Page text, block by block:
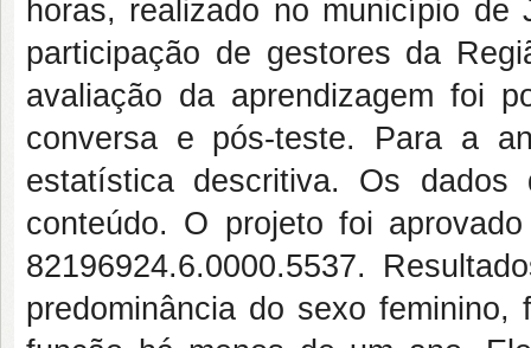
horas, realizado no município
participação de gestores da
avaliação da aprendizagem foi
conversa e pós-teste. Para a
estatística descritiva. Os dados
conteúdo. O projeto foi
82196924.6.0000.5537.
predominância do sexo